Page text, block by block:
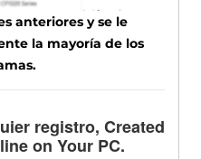
anteriores y se le
la mayoría de los
registro, Created
on Your PC.